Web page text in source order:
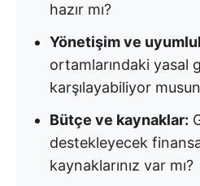
hazır mı?
Yönetişim ve
ortamlarındaki yasal
karşılayabiliyor
Bütçe ve kaynaklar:
destekleyecek
kaynaklarınız var mı?